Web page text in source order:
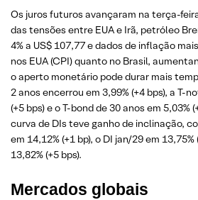
Os juros futuros avançaram na terça-
das tensões entre EUA e Irã, petróleo
4% a US$ 107,77 e dados de inflação
nos EUA (CPI) quanto no Brasil,
o aperto monetário pode durar mais
2 anos encerrou em 3,99% (+4 bps), a T-
(+5 bps) e o T-bond de 30 anos em 5,03%
curva de DIs teve ganho de inclinação,
em 14,12% (+1 bp), o DI jan/29 em
13,82% (+5 bps).
Mercados globais